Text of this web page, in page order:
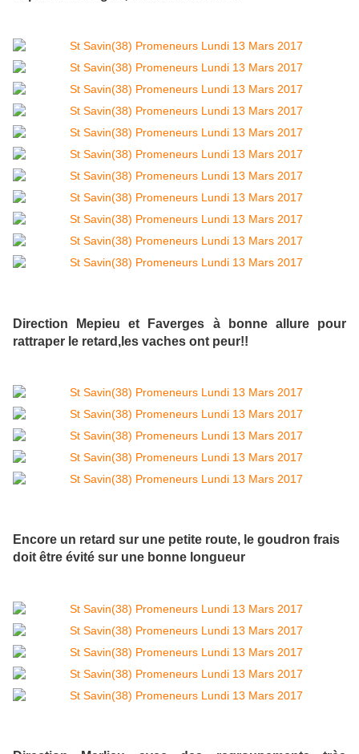
Direction Mepieu et Faverges à bonne allure pour
rattraper le retard,les vaches ont peur!!
Encore un retard sur une petite route, le goudron frais
doit être évité sur une bonne longueur